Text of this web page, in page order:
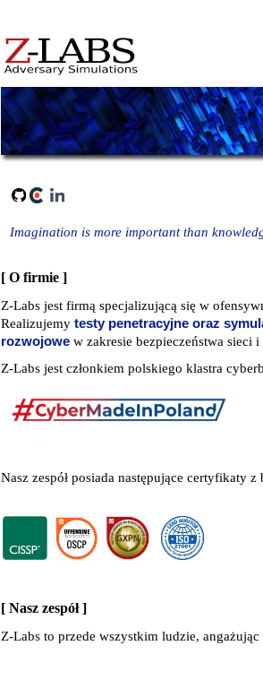
Imagination is more important than
[ O firmie ]
Z-Labs jest firmą specjalizującą się w
Realizujemy testy penetracyjne oraz
rozwojowe w zakresie bezpieczeństwa sieci
Z-Labs jest członkiem polskiego klastra
Nasz zespół posiada następujące certyfikaty
[ Nasz zespół ]
Z-Labs to przede wszystkim ludzie,